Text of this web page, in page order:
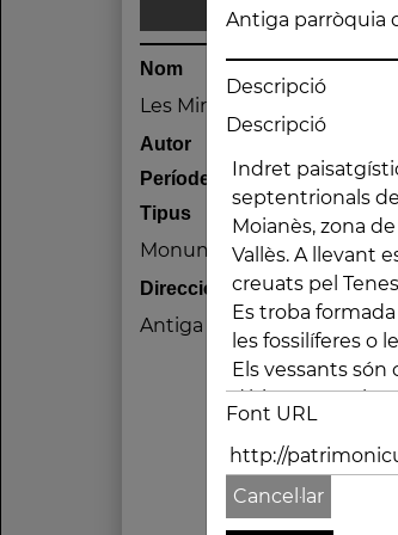
Antiga parròquia
Descripció
Descripció
Font URL
Cancel·lar
Nom
Les Mirones
Autor
Període
Tipus
Monument
Direcció
Antiga parròquia de Sant